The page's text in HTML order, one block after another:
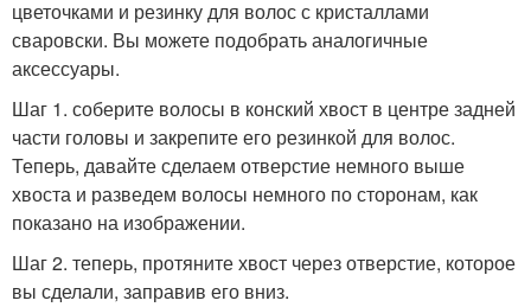
цветочками и резинку для волос с кристаллами
сваровски. Вы можете подобрать аналогичные
аксессуары.
Шаг 1. соберите волосы в конский хвост в центре задней
части головы и закрепите его резинкой для волос.
Теперь, давайте сделаем отверстие немного выше
хвоста и разведем волосы немного по сторонам, как
показано на изображении.
Шаг 2. теперь, протяните хвост через отверстие, которое
вы сделали, заправив его вниз.